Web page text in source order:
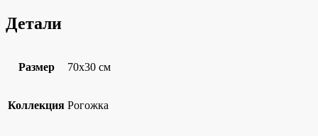
Детали
Размер 70х30 см
Коллекция Рогожка